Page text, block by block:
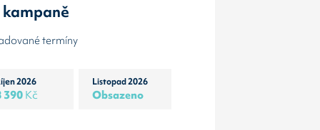
termíny
2026
390Kč
Listopad 2026
Obsazeno